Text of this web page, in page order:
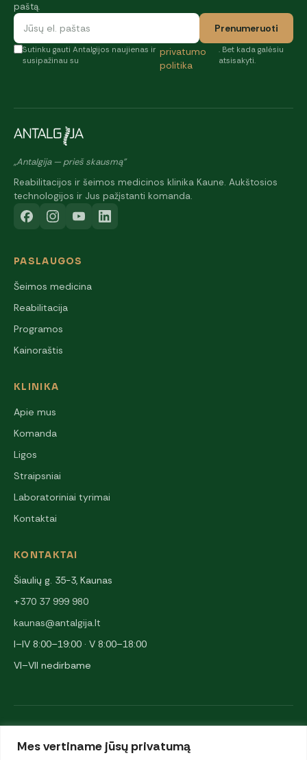
Mes vertiname jūsų privatumą
paštą.
Prenumeruoti
Sutinku gauti Antalgijos naujienas ir
susipažinau su
privatumo
politika
. Bet kada galėsiu
atsisakyti.
„Antalgija — prieš skausmą"
Reabilitacijos ir šeimos medicinos klinika Kaune. Aukštosios
technologijos ir Jus pažįstanti komanda.
PASLAUGOS
Šeimos medicina
Reabilitacija
Programos
Kainoraštis
KLINIKA
Apie mus
Komanda
Ligos
Straipsniai
Laboratoriniai tyrimai
Kontaktai
KONTAKTAI
Šiaulių g. 35-3, Kaunas
+370 37 999 980
kaunas@antalgija.lt
I–IV 8:00–19:00 · V 8:00–18:00
VI–VII nedirbame